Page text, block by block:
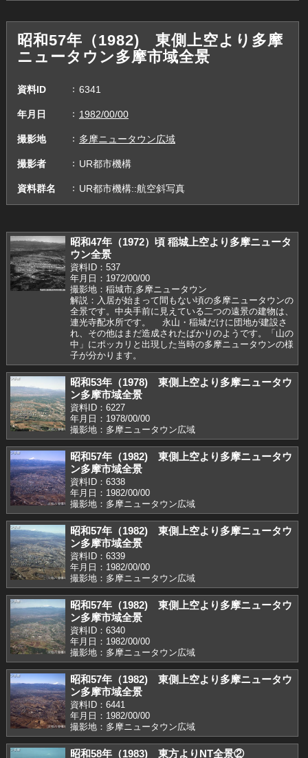
昭和57年（1982) 東側上空より多摩
ニュータウン多摩市域全景
資料ID 6341
年月日 1982/00/00
撮影地 多摩ニュータウン広域
撮影者 UR都市機構
資料群名 UR都市機構::航空斜写真
昭和47年（1972）頃 稲城上空より多摩ニュータ
ウン全景
資料ID：537
年月日：1972/00/00
撮影地：稲城市,多摩ニュータウン
解説：入居が始まって間もない頃の多摩ニュータウンの
全景です。中央手前に見えている二つの遠景の建物は、
連光寺配水所です。 永山・稲城だけに団地が建設さ
れ、その他はまだ造成されたばかりのようです。「山の
中」にポッカリと出現した当時の多摩ニュータウンの様
子が分かります。
昭和53年（1978) 東側上空より多摩ニュータウ
ン多摩市域全景
資料ID：6227
年月日：1978/00/00
撮影地：多摩ニュータウン広域
昭和57年（1982) 東側上空より多摩ニュータウ
ン多摩市域全景
資料ID：6338
年月日：1982/00/00
撮影地：多摩ニュータウン広域
昭和57年（1982) 東側上空より多摩ニュータウ
ン多摩市域全景
資料ID：6339
年月日：1982/00/00
撮影地：多摩ニュータウン広域
昭和57年（1982) 東側上空より多摩ニュータウ
ン多摩市域全景
資料ID：6340
年月日：1982/00/00
撮影地：多摩ニュータウン広域
昭和57年（1982) 東側上空より多摩ニュータウ
ン多摩市域全景
資料ID：6441
年月日：1982/00/00
撮影地：多摩ニュータウン広域
昭和58年（1983) 東方よりNT全景②